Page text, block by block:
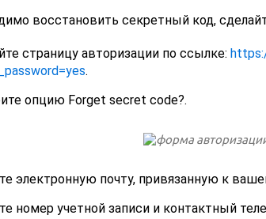
восстановить секретный код,
страницу авторизации по ссылке:
.
опцию Forget secret code?.
электронную почту, привязанную к
номер учетной записи и контактный